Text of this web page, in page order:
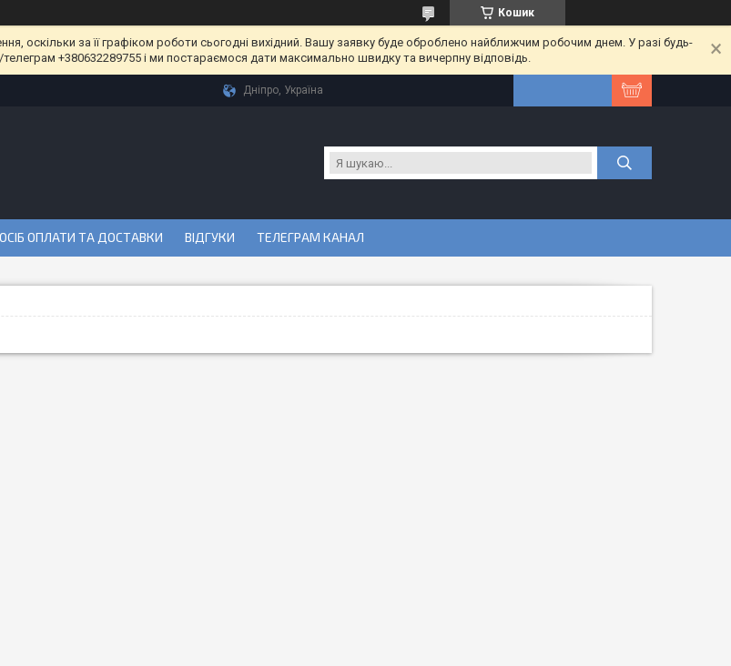
Кошик
оскільки за її графіком роботи сьогодні вихідний. Вашу заявку буде оброблено найближчим робочим днем. У разі будь-
+380632289755 і ми постараємося дати максимально швидку та вичерпну відповідь.
Дніпро, Україна
ОПЛАТИ ТА ДОСТАВКИ ВІДГУКИ ТЕЛЕГРАМ КАНАЛ